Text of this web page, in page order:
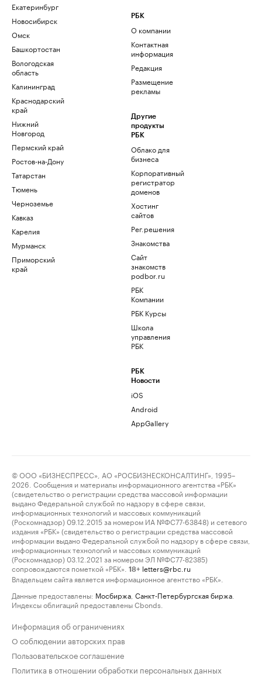
Екатеринбург
Новосибирск
Омск
Башкортостан
Вологодская
область
Калининград
Краснодарский
край
Нижний
Новгород
Пермский край
Ростов-на-Дону
Татарстан
Тюмень
Черноземье
Кавказ
Карелия
Мурманск
Приморский
край
РБК
О компании
Контактная
информация
Редакция
Размещение
рекламы
Другие
продукты
РБК
Облако для
бизнеса
Корпоративный
регистратор
доменов
Хостинг
сайтов
Рег.решения
Знакомства
Сайт
знакомств
podbor.ru
РБК
Компании
РБК Курсы
Школа
управления
РБК
РБК
Новости
iOS
Android
AppGallery
© ООО «БИЗНЕСПРЕСС», АО «РОСБИЗНЕСКОНСАЛТИНГ», 1995–
2026. Сообщения и материалы информационного агентства «РБК»
(свидетельство о регистрации средства массовой информации
выдано Федеральной службой по надзору в сфере связи,
информационных технологий и массовых коммуникаций
(Роскомнадзор) 09.12.2015 за номером ИА №ФС77-63848) и сетевого
издания «РБК» (свидетельство о регистрации средства массовой
информации выдано Федеральной службой по надзору в сфере связи,
информационных технологий и массовых коммуникаций
(Роскомнадзор) 03.12.2021 за номером ЭЛ №ФС77-82385)
сопровождаются пометкой «РБК».
18+ letters@rbc.ru
Владельцем сайта является информационное агентство «РБК».
Данные предоставлены: Мосбиржа Санкт-Петербургская биржа
Индексы облигаций предоставлены Cbonds.
Информация об ограничениях
О соблюдении авторских прав
Пользовательское соглашение
Политика в отношении обработки персональных данных